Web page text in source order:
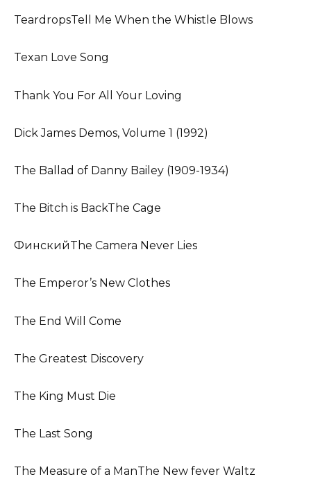
TeardropsTell Me When the Whistle Blows
Texan Love Song
Thank You For All Your Loving
Dick James Demos, Volume 1 (1992)
The Ballad of Danny Bailey (1909-1934)
The Bitch is BackThe Cage
ФинскийThe Camera Never Lies
The Emperor’s New Clothes
The End Will Come
The Greatest Discovery
The King Must Die
The Last Song
The Measure of a ManThe New fever Waltz